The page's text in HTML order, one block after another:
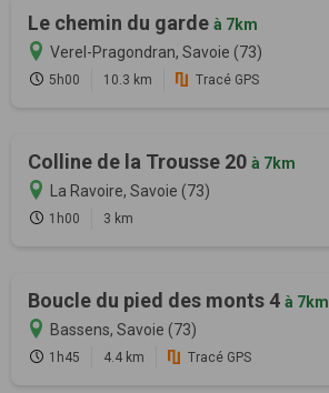
Le chemin du garde à 7km
Verel-Pragondran, Savoie (73)
5h00 10.3 km Tracé GPS
Colline de la Trousse 20 à 7km
La Ravoire, Savoie (73)
1h00 3 km
Boucle du pied des monts 4 à 7km
Bassens, Savoie (73)
1h45 4.4 km Tracé GPS